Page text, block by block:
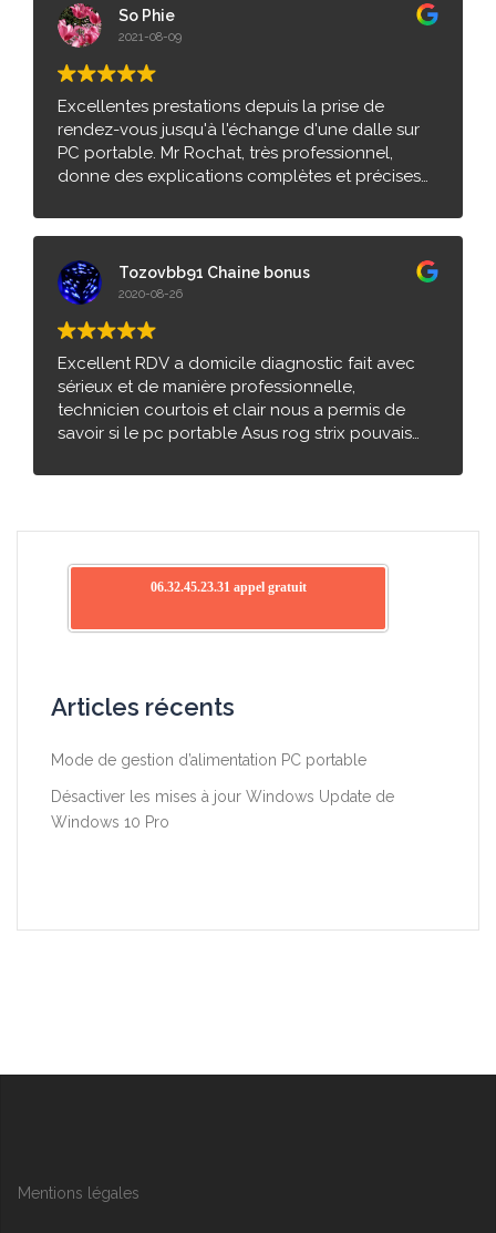
galeré à comprendre que l'adresse n'est pas
celle d'un magasin ou atelier ou l'on peut
un message.
So Phie
2021-08-09
Excellentes prestations depuis la prise de
rendez-vous jusqu'à l'échange d'une dalle sur
PC portable. Mr Rochat, très professionnel,
donne des explications complètes et précises
est amené à effectuer. Devis, commande et
bonne continuation, nous n'hésiterons pas à
vous recommander et à nouveau faire appel à
Tozovbb91 Chaine bonus
2020-08-26
Excellent RDV a domicile diagnostic fait avec
sérieux et de manière professionnelle,
technicien courtois et clair nous a permis de
savoir si le pc portable Asus rog strix pouvais
portable n'est pas réparable et un très bon
d'avoir de bonnes informations pour ce qu'il va
surtout nous hésitons pas a vous recontacter en
cas de nouveau problème. Merci encore et bon
06.32.45.23.31 appel gratuit
Articles récents
Mode de gestion d’alimentation PC portable
Désactiver les mises à jour Windows Update de
Windows 10 Pro
Mentions légales